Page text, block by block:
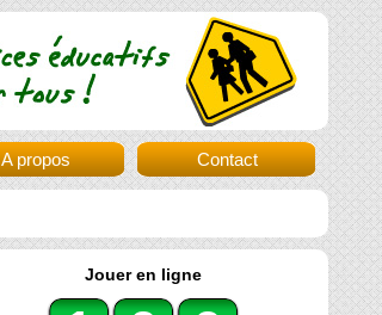
A propos Contact
Jouer en ligne